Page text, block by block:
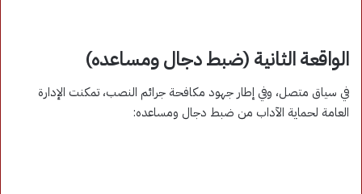
الواقعة الثانية (ضبط دجال ومساعده)
في سياق متصل، وفي إطار جهود مكافحة جرائم النصب، تمكنت الإدارة
العامة لحماية الآداب من ضبط دجال ومساعده: